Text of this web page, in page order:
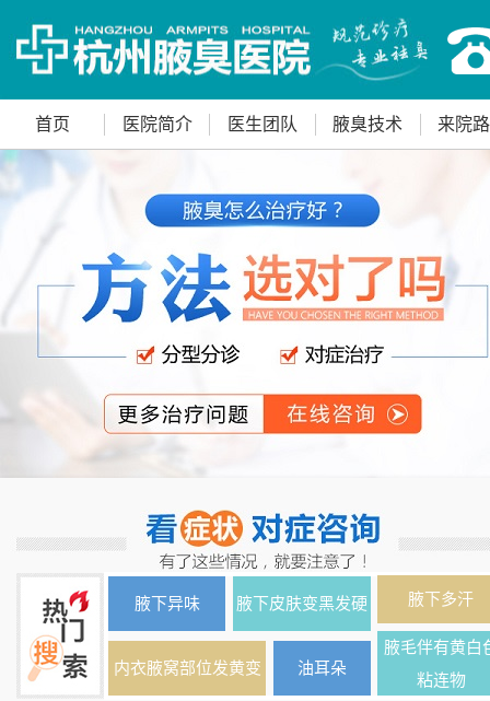
首页 医院简介 医生团队 腋臭技术 来院
腋下异味 腋下皮肤变黑发硬 腋下多汗
内衣腋窝部位发黄变 油耳朵
腋毛伴有黄白
粘连物